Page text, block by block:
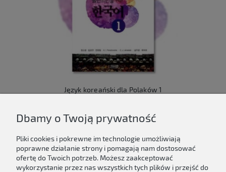
Język koreański dla Polaków 1
Do koszyka
Dbamy o Twoją prywatność
Pliki cookies i pokrewne im technologie umożliwiają
poprawne działanie strony i pomagają nam dostosować
ofertę do Twoich potrzeb. Możesz zaakceptować
wykorzystanie przez nas wszystkich tych plików i przejść do